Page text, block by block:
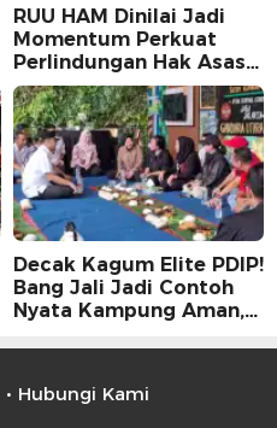
RUU HAM Dinilai Jadi
Momentum Perkuat
Perlindungan Hak Asasi
Manusia, Partisipasi
Publik Perlu
Dimaksimalkan
Decak Kagum Elite PDIP!
Bang Jali Jadi Contoh
Nyata Kampung Aman,
Hubungi Kami